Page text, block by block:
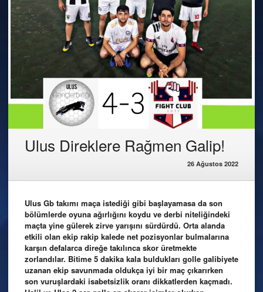
Ulus Direklere Rağmen Galip!
26 Ağustos 2022
Ulus Gb takımı maça istediği gibi başlayamasa da son
bölümlerde oyuna ağırlığını koydu ve derbi niteliğindeki
maçta yine gülerek zirve yarışını sürdürdü. Orta alanda
etkili olan ekip rakip kalede net pozisyonlar bulmalarına
karşın defalarca direğe takılınca skor üretmekte
zorlandılar. Bitime 5 dakika kala buldukları golle galibiyete
uzanan ekip savunmada oldukça iyi bir maç çıkarırken
son vuruşlardaki isabetsizlik oranı dikkatlerden kaçmadı.